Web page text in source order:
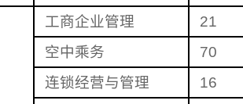
工商企业管理
21
空中乘务
70
连锁经营与管理
16